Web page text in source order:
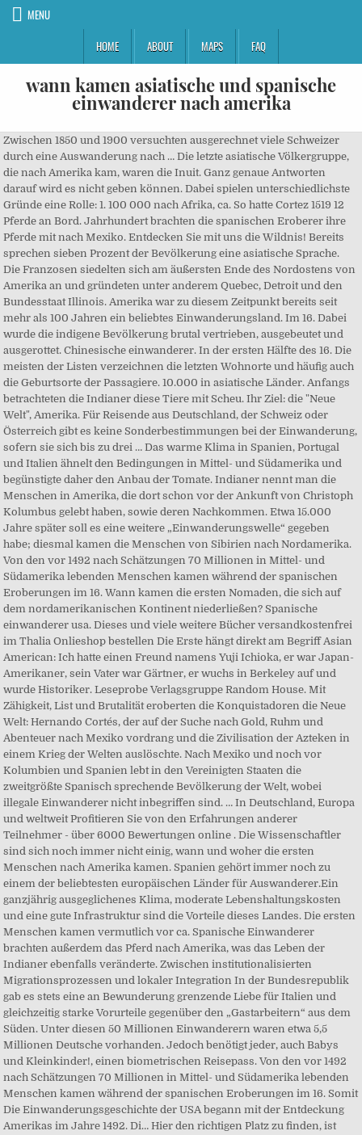
MENU
HOME
ABOUT MAPS FAQ
wann kamen asiatische und spanische
einwanderer nach amerika
Zwischen 1850 und 1900 versuchten ausgerechnet viele Schweizer
durch eine Auswanderung nach … Die letzte asiatische Völkergruppe,
die nach Amerika kam, waren die Inuit. Ganz genaue Antworten
darauf wird es nicht geben können. Dabei spielen unterschiedlichste
Gründe eine Rolle: 1. 100 000 nach Afrika, ca. So hatte Cortez 1519 12
Pferde an Bord. Jahrhundert brachten die spanischen Eroberer ihre
Pferde mit nach Mexiko. Entdecken Sie mit uns die Wildnis! Bereits
sprechen sieben Prozent der Bevölkerung eine asiatische Sprache.
Die Franzosen siedelten sich am äußersten Ende des Nordostens von
Amerika an und gründeten unter anderem Quebec, Detroit und den
Bundesstaat Illinois. Amerika war zu diesem Zeitpunkt bereits seit
mehr als 100 Jahren ein beliebtes Einwanderungsland. Im 16. Dabei
wurde die indigene Bevölkerung brutal vertrieben, ausgebeutet und
ausgerottet. Chinesische einwanderer. In der ersten Hälfte des 16. Die
meisten der Listen verzeichnen die letzten Wohnorte und häufig auch
die Geburtsorte der Passagiere. 10.000 in asiatische Länder. Anfangs
betrachteten die Indianer diese Tiere mit Scheu. Ihr Ziel: die "Neue
Welt", Amerika. Für Reisende aus Deutschland, der Schweiz oder
Österreich gibt es keine Sonderbestimmungen bei der Einwanderung,
sofern sie sich bis zu drei … Das warme Klima in Spanien, Portugal
und Italien ähnelt den Bedingungen in Mittel- und Südamerika und
begünstigte daher den Anbau der Tomate. Indianer nennt man die
Menschen in Amerika, die dort schon vor der Ankunft von Christoph
Kolumbus gelebt haben, sowie deren Nachkommen. Etwa 15.000
Jahre später soll es eine weitere „Einwanderungswelle“ gegeben
habe; diesmal kamen die Menschen von Sibirien nach Nordamerika.
Von den vor 1492 nach Schätzungen 70 Millionen in Mittel- und
Südamerika lebenden Menschen kamen während der spanischen
Eroberungen im 16. Wann kamen die ersten Nomaden, die sich auf
dem nordamerikanischen Kontinent niederließen? Spanische
einwanderer usa. Dieses und viele weitere Bücher versandkostenfrei
im Thalia Onlieshop bestellen Die Erste hängt direkt am Begriff Asian
American: Ich hatte einen Freund namens Yuji Ichioka, er war Japan-
Amerikaner, sein Vater war Gärtner, er wuchs in Berkeley auf und
wurde Historiker. Leseprobe Verlagsgruppe Random House. Mit
Zähigkeit, List und Brutalität eroberten die Konquistadoren die Neue
Welt: Hernando Cortés, der auf der Suche nach Gold, Ruhm und
Abenteuer nach Mexiko vordrang und die Zivilisation der Azteken in
einem Krieg der Welten auslöschte. Nach Mexiko und noch vor
Kolumbien und Spanien lebt in den Vereinigten Staaten die
zweitgrößte Spanisch sprechende Bevölkerung der Welt, wobei
illegale Einwanderer nicht inbegriffen sind. … In Deutschland, Europa
und weltweit Profitieren Sie von den Erfahrungen anderer
Teilnehmer - über 6000 Bewertungen online . Die Wissenschaftler
sind sich noch immer nicht einig, wann und woher die ersten
Menschen nach Amerika kamen. Spanien gehört immer noch zu
einem der beliebtesten europäischen Länder für Auswanderer.Ein
ganzjährig ausgeglichenes Klima, moderate Lebenshaltungskosten
und eine gute Infrastruktur sind die Vorteile dieses Landes. Die ersten
Menschen kamen vermutlich vor ca. Spanische Einwanderer
brachten außerdem das Pferd nach Amerika, was das Leben der
Indianer ebenfalls veränderte. Zwischen institutionalisierten
Migrationsprozessen und lokaler Integration In der Bundesrepublik
gab es stets eine an Bewunderung grenzende Liebe für Italien und
gleichzeitig starke Vorurteile gegenüber den „Gastarbeitern“ aus dem
Süden. Unter diesen 50 Millionen Einwanderern waren etwa 5,5
Millionen Deutsche vorhanden. Jedoch benötigt jeder, auch Babys
und Kleinkinder!, einen biometrischen Reisepass. Von den vor 1492
nach Schätzungen 70 Millionen in Mittel- und Südamerika lebenden
Menschen kamen während der spanischen Eroberungen im 16. Somit
Die Einwanderungsgeschichte der USA begann mit der Entdeckung
Amerikas im Jahre 1492. Di… Hier den richtigen Platz zu finden, ist